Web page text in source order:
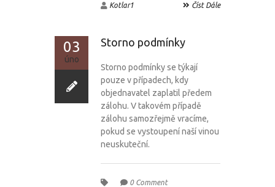
Kotlar1 Číst Dále
03
úno
Storno podmínky
Storno podmínky se týkají
pouze v případech, kdy
objednavatel zaplatil předem
zálohu. V takovém případě
zálohu samozřejmě vracíme,
pokud se vystoupení naší vinou
neuskuteční.
0 Comment